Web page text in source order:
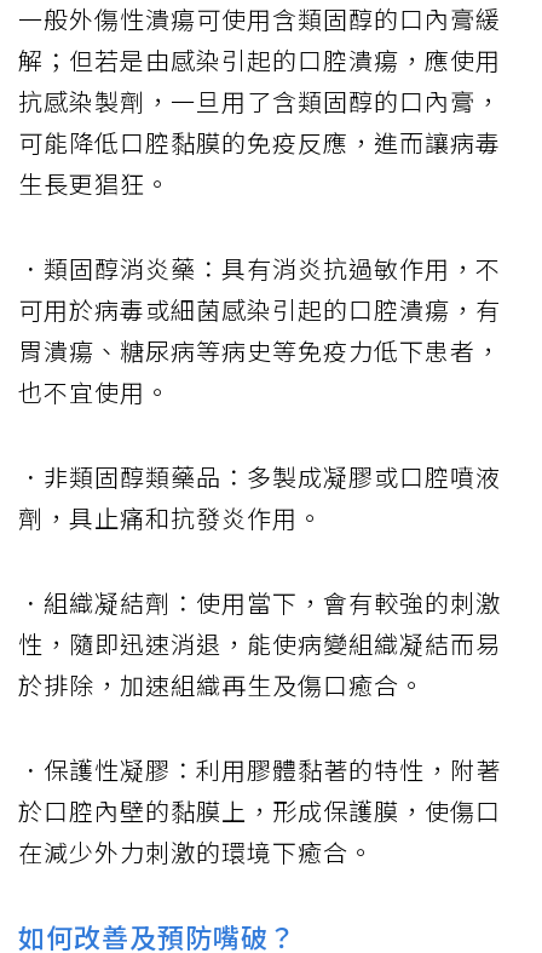
一般外傷性潰瘍可使用含類固醇的口內膏緩
解；但若是由感染引起的口腔潰瘍，應使用
抗感染製劑，一旦用了含類固醇的口內膏，
可能降低口腔黏膜的免疫反應，進而讓病毒
生長更猖狂。
．類固醇消炎藥：具有消炎抗過敏作用，不
可用於病毒或細菌感染引起的口腔潰瘍，有
胃潰瘍、糖尿病等病史等免疫力低下患者，
也不宜使用。
．非類固醇類藥品：多製成凝膠或口腔噴液
劑，具止痛和抗發炎作用。
．組織凝結劑：使用當下，會有較強的刺激
性，隨即迅速消退，能使病變組織凝結而易
於排除，加速組織再生及傷口癒合。
．保護性凝膠：利用膠體黏著的特性，附著
於口腔內壁的黏膜上，形成保護膜，使傷口
在減少外力刺激的環境下癒合。
如何改善及預防嘴破？